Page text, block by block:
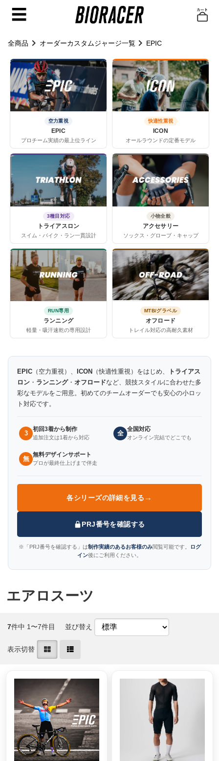
☰
全商品 オーダーカスタムジャージ一覧 EPIC
空力重視
EPIC
プロチーム実績の最上位ライン
快適性重視
ICON
オールラウンドの定番モデル
3種目対応
トライアスロン
スイム・バイク・ラン一貫設計
小物全般
アクセサリー
ソックス・グローブ・キャップ
RUN専用
ランニング
軽量・吸汗速乾の専用設計
MTB/グラベル
オフロード
トレイル対応の高耐久素材
EPIC （空力重視）、 ICON （快適性重視）をはじめ、
トライアス
ロン ・ ランニング・ オフロードなど、競技スタイルに合わせた多
彩なモデルをご用意。初めてのチームオーダーでも安心の小ロッ
ト対応です。
3
初回3着から制作
追加注文は1着から対応
全
全国対応
オンライン完結でどこでも
無
無料デザインサポート
プロが最終仕上げまで伴走
各シリーズの詳細を見る →
PRJ番号を確認する
※「PRJ番号を確認する」は制作実績のあるお客様のみ閲覧可能です。
ログ
イン後にご利用ください。
エアロスーツ
7件中 1〜7件目 並び替え
表示切替